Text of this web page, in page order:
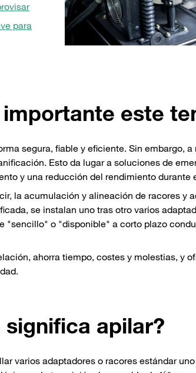
para
este
segura, fiable y eficiente. Sin embargo,
Esto da lugar a soluciones de
y una reducción del rendimiento durante
la acumulación y alineación de racores y
se instalan uno tras otro varios
"sencillo" o "disponible" a corto plazo
ahorra tiempo, costes y molestias, y
significa apilar?
varios adaptadores o racores estándar